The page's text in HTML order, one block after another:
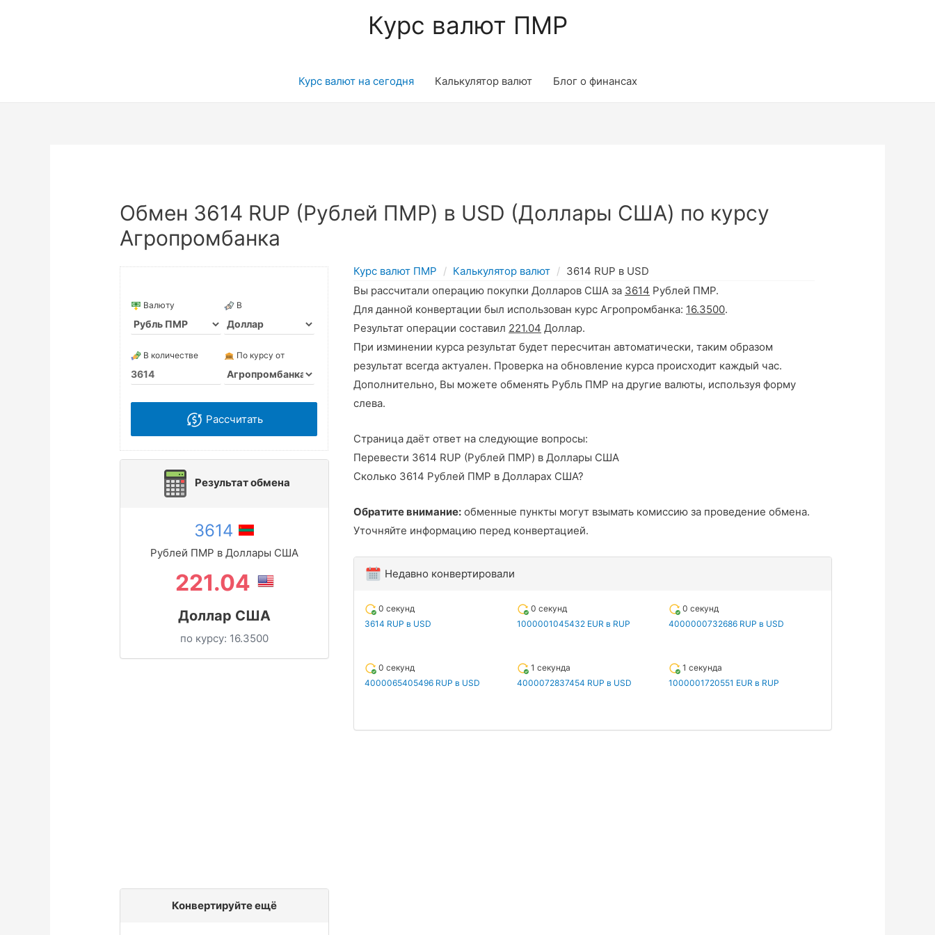
Курс валют ПМР
Курс валют на сегодня Калькулятор валют Блог о финансах
Обмен 3614 RUP (Рублей ПМР) в USD (Доллары США) по курсу
Агропромбанка
Валюту В
В количестве По курсу от
Рассчитать
Результат обмена
3614
Рублей ПМР в Доллары США
221.04
Доллар США
по курсу: 16.3500
Конвертируйте ещё
Курс валют ПМР Калькулятор валют
3614 RUP в USD
Вы рассчитали операцию покупки Долларов США за 3614 Рублей ПМР.
Для данной конвертации был использован курс Агропромбанка: 16.3500.
Результат операции составил 221.04 Доллар.
При изминении курса результат будет пересчитан автоматически, таким образом
результат всегда актуален. Проверка на обновление курса происходит каждый час.
Дополнительно, Вы можете обменять Рубль ПМР на другие валюты, используя форму
слева.
Страница даёт ответ на следующие вопросы:
Перевести 3614 RUP (Рублей ПМР) в Доллары США
Сколько 3614 Рублей ПМР в Долларах США?
Обратите внимание: обменные пункты могут взымать комиссию за проведение обмена.
Уточняйте информацию перед конвертацией.
Недавно конвертировали
0 секунд
3614 RUP в USD
0 секунд
1000001045432 EUR в RUP
0 секунд
4000000732686 RUP в USD
0 секунд
4000065405496 RUP в USD
1 секунда
4000072837454 RUP в USD
1 секунда
1000001720551 EUR в RUP